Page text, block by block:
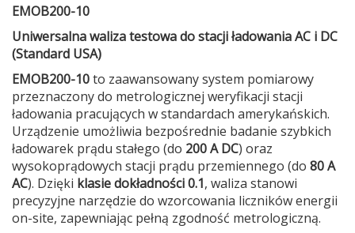
EMOB200-10
Uniwersalna waliza testowa do stacji ładowania AC i DC
(Standard USA)
EMOB200-10to zaawansowany system pomiarowy
przeznaczony do metrologicznej weryfikacji stacji
ładowania pracujących w standardach amerykańskich.
Urządzenie umożliwia bezpośrednie badanie szybkich
ładowarek prądu stałego (do 200 A DC) oraz
wysokoprądowych stacji prądu przemiennego (do 80 A
AC). Dzięki klasie dokładności 0.1, waliza stanowi
precyzyjne narzędzie do wzorcowania liczników energii
on-site, zapewniając pełną zgodność metrologiczną.